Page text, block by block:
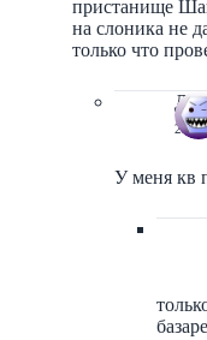
пристанище
на слоника не
только что
27/
У меня кв
базаре